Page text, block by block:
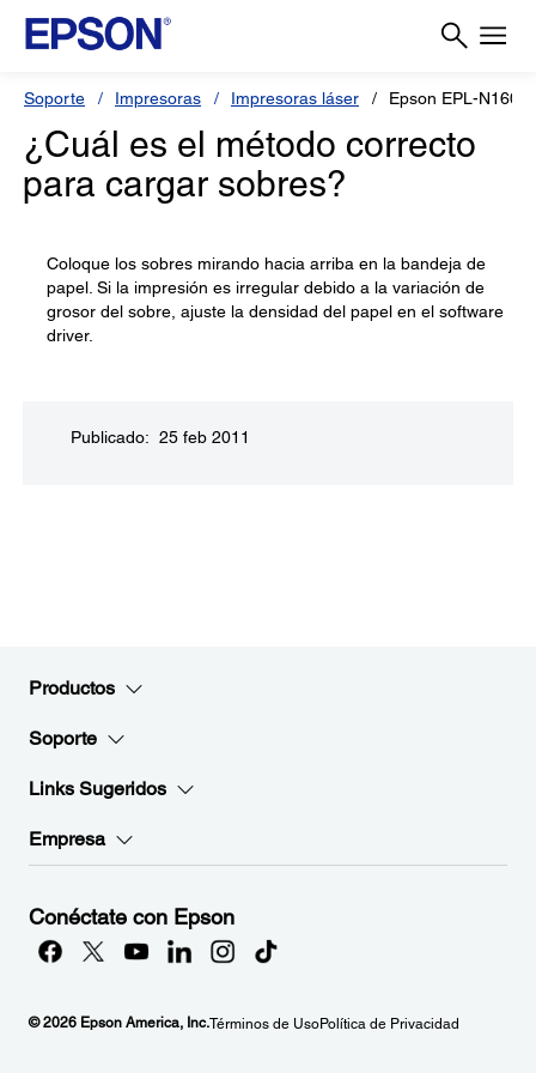
Soporte Impresoras Impresoras láser Epson EPL-N1600
¿Cuál es el método correcto
para cargar sobres?
Coloque los sobres mirando hacia arriba en la bandeja de
papel. Si la impresión es irregular debido a la variación de
grosor del sobre, ajuste la densidad del papel en el software
driver.
Publicado: 25 feb 2011
Productos
Soporte
Links Sugeridos
Empresa
Conéctate con Epson
© 2026 Epson America, Inc.Términos de UsoPolítica de Privacidad